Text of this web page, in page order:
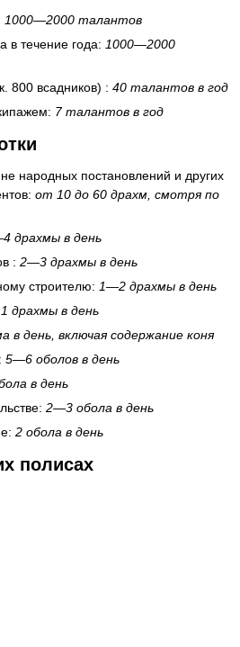
1000—2000 талантов
в течение года: 1000—2000
800 всадников) : 40 талантов в год
7 талантов в год
народных постановлений и других
от 10 до 60 драхм, смотря по
драхмы в день
: 2—3 драхмы в день
строителю: 1—2 драхмы в день
драхмы в день
в день, включая содержание коня
: 5—6 оболов в день
в день
2—3 обола в день
2 обола в день
полисах